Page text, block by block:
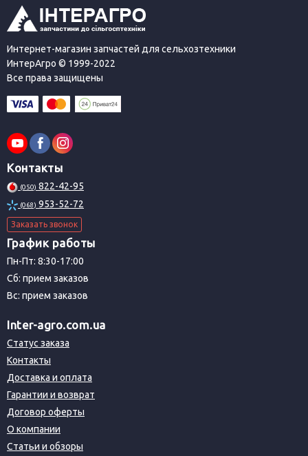
Интернет-магазин запчастей для сельхозтехники
ИнтерАгро © 1999-2022
Все права защищены
Контакты
(050) 822-42-95
(068) 953-52-72
Заказать звонок
График работы
Пн-Пт: 8:30-17:00
Сб: прием заказов
Вс: прием заказов
Inter-agro.com.ua
Статус заказа
Контакты
Доставка и оплата
Гарантии и возврат
Договор оферты
О компании
Статьи и обзоры